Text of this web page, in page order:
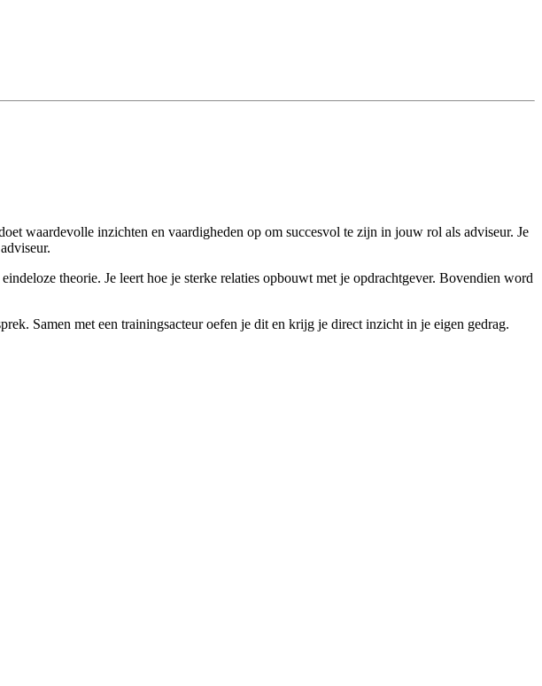
waardevolle inzichten en vaardigheden op om succesvol te zijn in jouw rol als adviseur. Je
theorie. Je leert hoe je sterke relaties opbouwt met je opdrachtgever. Bovendien word
Samen met een trainingsacteur oefen je dit en krijg je direct inzicht in je eigen gedrag.